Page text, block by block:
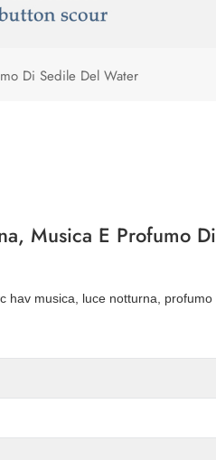
Di Sedile Del Water
Musica E Profumo
hav musica, luce notturna, profumo